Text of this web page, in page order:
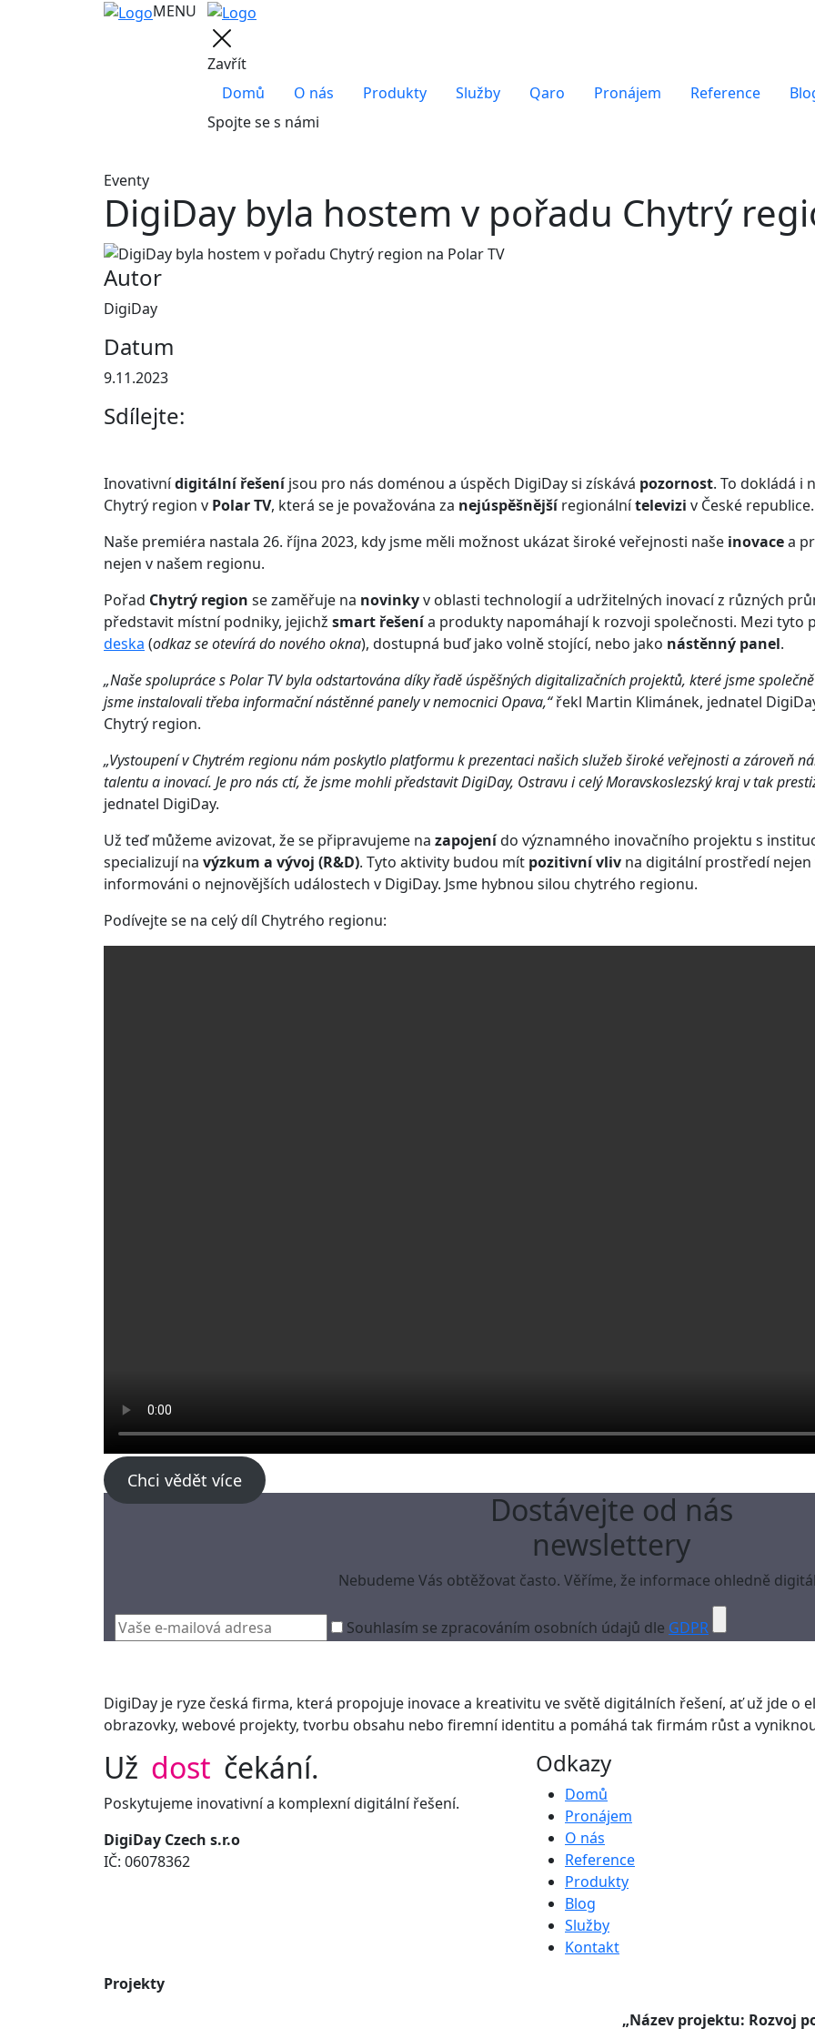
MENU
Zavřít
Domů
O nás Produkty Služby Qaro Pronájem Reference
Spojte se s námi
Eventy
DigiDay byla hostem v pořadu Chytrý
Autor
DigiDay
Datum
9.11.2023
Sdílejte:
Inovativnídigitální řešeníjsou pro nás doménou a úspěch DigiDay si získává pozornost. To dokládá i
Chytrý region v Polar TV, která se je považována za nejúspěšnějšíregionálnítelevizi v České republice.
Naše premiéra nastala 26. října 2023, kdy jsme měli možnost ukázat široké veřejnosti naše inovacea
nejen v našem regionu.
Pořad Chytrý region se zaměřuje na novinkyv oblasti technologií a udržitelných inovací z různých
představit místní podniky, jejichž smart řešenía produkty napomáhají k rozvoji společnosti. Mezi tyto
deska (odkaz se otevírá do nového okna), dostupná buď jako volně stojící, nebo jako nástěnný panel.
„Naše spolupráce s Polar TV byla odstartována díky řadě úspěšných digitalizačních projektů, které jsme
jsme instalovali třeba informační nástěnné panely v nemocnici Opava,“řekl Martin Klimánek, jednatel
Chytrý region.
„Vystoupení v Chytrém regionu nám poskytlo platformu k prezentaci našich služeb široké veřejnosti a zároveň
talentu a inovací. Je pro nás ctí, že jsme mohli představit DigiDay, Ostravu i celý Moravskoslezský kraj v tak
jednatel DigiDay.
Už teď můžeme avizovat, že se připravujeme na zapojenído významného inovačního projektu s
specializují na výzkum a vývoj (R&D). Tyto aktivity budou mít pozitivní vliv na digitální prostředí nejen
informováni o nejnovějších událostech v DigiDay. Jsme hybnou silou chytrého regionu.
Podívejte se na celý díl Chytrého regionu:
Chci vědět více
Dostávejte od nás
newslettery
Nebudeme Vás obtěžovat často. Věříme, že informace ohledně
Souhlasím se zpracováním osobních údajů dle GDPR
DigiDay je ryze česká firma, která propojuje inovace a kreativitu ve světě digitálních řešení, ať už jde o
obrazovky, webové projekty, tvorbu obsahu nebo firemní identitu a pomáhá tak firmám růst a
Už dost čekání.
Poskytujeme inovativní a komplexní digitální řešení.
DigiDay Czech s.r.o
IČ: 06078362
Odkazy
Domů
Pronájem
O nás
Reference
Produkty
Blog
Služby
Kontakt
Projekty
„Název projektu: Rozvoj